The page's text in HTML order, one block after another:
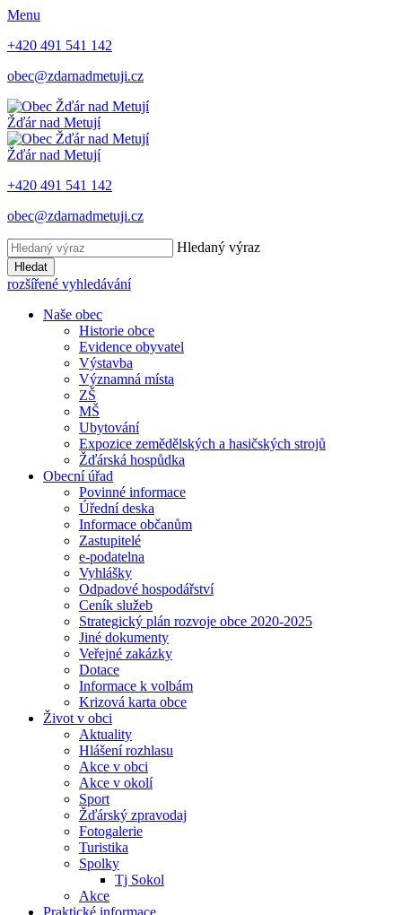
Menu
+420 491 541 142
obec@zdarnadmetuji.cz
Žďár nad Metují
Žďár nad Metují
+420 491 541 142
obec@zdarnadmetuji.cz
Hledaný výraz
Hledat
rozšířené vyhledávání
Naše obec
Historie obce
Evidence obyvatel
Výstavba
Významná místa
ZŠ
MŠ
Ubytování
Expozice zemědělských a hasičských strojů
Žďárská hospůdka
Obecní úřad
Povinné informace
Úřední deska
Informace občanům
Zastupitelé
e-podatelna
Vyhlášky
Odpadové hospodářství
Ceník služeb
Strategický plán rozvoje obce 2020-2025
Jiné dokumenty
Veřejné zakázky
Dotace
Informace k volbám
Krizová karta obce
Život v obci
Aktuality
Hlášení rozhlasu
Akce v obci
Akce v okolí
Sport
Žďárský zpravodaj
Fotogalerie
Turistika
Spolky
Tj Sokol
Akce
Praktické informace